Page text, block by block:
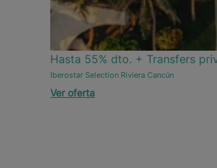
Hasta 55% dto. + Transfers
Iberostar Selection Riviera Cancún
Ver oferta